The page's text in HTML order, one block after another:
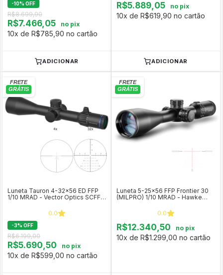
-10% OFF
R$8.699,90
R$7.466,05 no pix
10x de R$785,90 no cartão
ADICIONAR
R$5.889,05 no pix
10x de R$619,90 no cartão
ADICIONAR
Luneta Tauron 4-32x56 ED FFP
1/10 MRAD - Vector Optics SCFF-
0.0
-3% OFF
R$6.199,00
R$5.690,50 no pix
10x de R$599,00 no cartão
Luneta 5-25x56 FFP Frontier 30
(MILPRO) 1/10 MRAD - Hawke
0.0
R$12.340,50 no pix
10x de R$1.299,00 no cartão